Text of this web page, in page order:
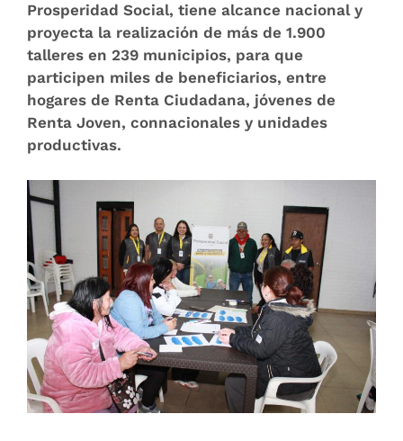
Prosperidad Social, tiene alcance nacional y
proyecta la realización de más de 1.900
talleres en 239 municipios, para que
participen miles de beneficiarios, entre
hogares de Renta Ciudadana, jóvenes de
Renta Joven, connacionales y unidades
productivas.